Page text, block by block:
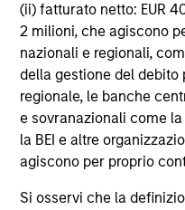
(ii) fatturato netto: EUR
2 milioni, che agiscono
nazionali e regionali,
della gestione del
regionale, le banche
e sovranazionali come la
la BEI e altre
agiscono per proprio
Si osservi che la
ISIN:
Asia Equity Fund
Investment Team:
Team
Share Class:A
Scheda tecnica
Fund Processing